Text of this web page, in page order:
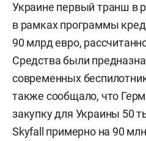
Украине первый транш в
в рамках программы
90 млрд евро,
Средства были
современных
также сообщало, что
закупку для Украины 50
Skyfall примерно на 90